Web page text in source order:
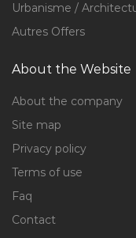
Urbanisme /
Autres Offers
About the Website
About the company
Site map
Privacy policy
Terms of use
Faq
Contact